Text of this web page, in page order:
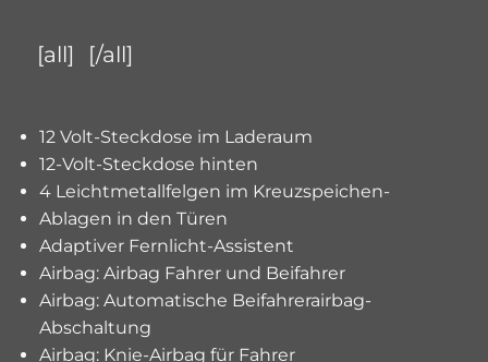
[all] [/all]
12 Volt-Steckdose im Laderaum
12-Volt-Steckdose hinten
4 Leichtmetallfelgen im Kreuzspeichen-
Ablagen in den Türen
Adaptiver Fernlicht-Assistent
Airbag: Airbag Fahrer und Beifahrer
Airbag: Automatische Beifahrerairbag-
Abschaltung
Airbag: Knie-Airbag für Fahrer